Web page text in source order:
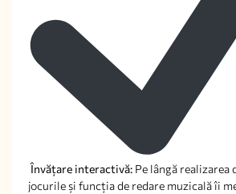
Învățare interactivă: Pe lângă
jocurile și funcția de redare muzicală îi